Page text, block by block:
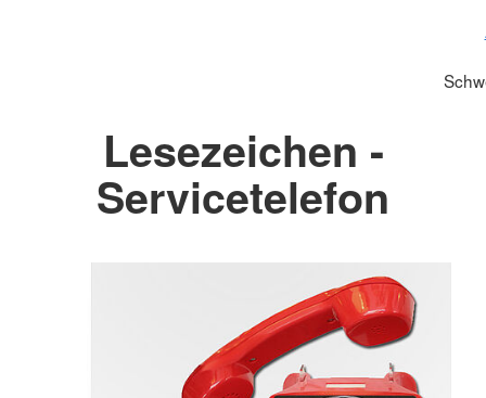
Lesezeichen -
Servicetelefon